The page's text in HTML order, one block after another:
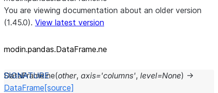
You are viewing documentation about an older version
(1.45.0). View latest version
modin.pandas.DataFrame.ne
DataFrame.ne(other, axis='columns', level=None) →
DataFrame [source]